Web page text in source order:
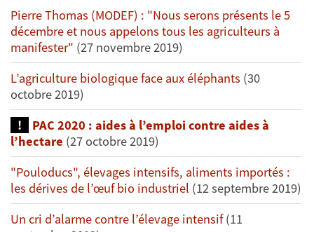
Pierre Thomas (MODEF) : "Nous serons présents le 5
décembre et nous appelons tous les agriculteurs à
manifester" (27 novembre 2019)
L’agriculture biologique face aux éléphants (30
octobre 2019)
PAC 2020 : aides à l’emploi contre aides à
l’hectare (27 octobre 2019)
"Pouloducs", élevages intensifs, aliments importés :
les dérives de l’œuf bio industriel (12 septembre 2019)
Un cri d’alarme contre l’élevage intensif(11